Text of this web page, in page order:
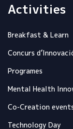
Activities
Breakfast & Learn
Concurs
Programes
Mental Health
Co-Creation
Technology Day